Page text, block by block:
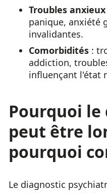
Troubles anxieux
panique, anxiété
invalidantes.
Comorbidités :
addiction,
influençant l'état
Pourquoi
peut être
pourquoi
Le diagnostic